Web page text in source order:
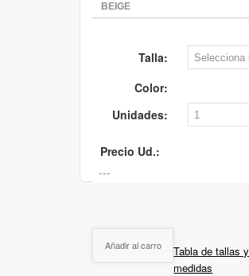
Talla:
Color:
Unidades:
Precio Ud.:
Añadir al carro
Tabla de tallas y
medidas